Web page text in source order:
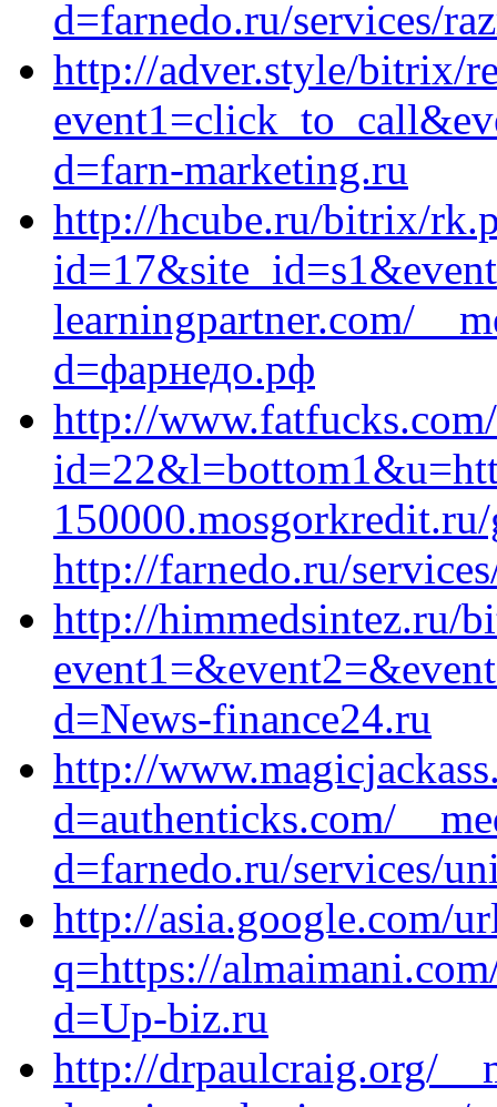
d=farnedo.ru/services/
http://adver.style/bitrix/
d=farn-marketing.ru
http://hcube.ru/bitrix/
learningpartner.com/
d=фарнедо.рф
http://
http://farnedo.ru/
http://himmedsintez.ru/
d=News-finance24.ru
http://
d=authenticks.com/
d=farnedo.ru/services/
http://asia.google.com/
q=https://
d=Up-biz.ru
http://drpaulcraig.org/